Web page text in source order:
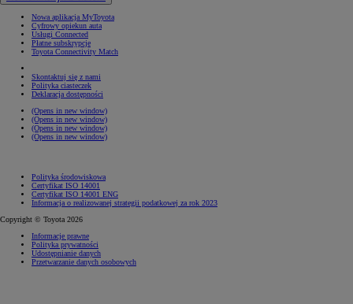
Nowa aplikacja MyToyota
Cyfrowy opiekun auta
Usługi Connected
Płatne subskrypcje
Toyota Connectivity Match
Skontaktuj się z nami
Polityka ciasteczek
Deklaracja dostępności
(Opens in new window)
(Opens in new window)
(Opens in new window)
(Opens in new window)
Polityka środowiskowa
Certyfikat ISO 14001
Certyfikat ISO 14001 ENG
Informacja o realizowanej strategii podatkowej za rok 2023
Copyright © Toyota 2026
Informacje prawne
Polityka prywatności
Udostępnianie danych
Przetwarzanie danych osobowych